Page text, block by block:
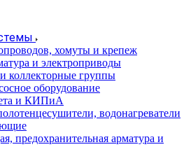
хомуты и крепеж
и электроприводы
коллекторные группы
оборудование
и КИПиА
водонагреватели
предохранительная арматура и